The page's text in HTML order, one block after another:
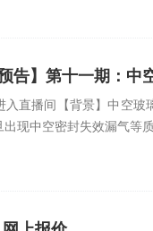
预告】第十一期：
入直播间【背景】中空
现中空密封失效漏气等